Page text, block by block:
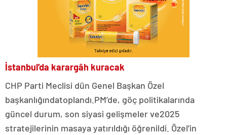
İstanbul’da karargâh kuracak
CHP Parti Meclisi dün Genel Başkan Özel
başkanlığındatoplandı.PM’de, göç politikalarında
güncel durum, son siyasi gelişmeler ve2025
stratejilerinin masaya yatırıldığı öğrenildi. Özel’in